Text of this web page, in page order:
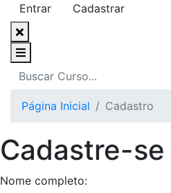
Entrar
Cadastrar
Página Inicial Cadastro
Cadastre-se
Nome completo: